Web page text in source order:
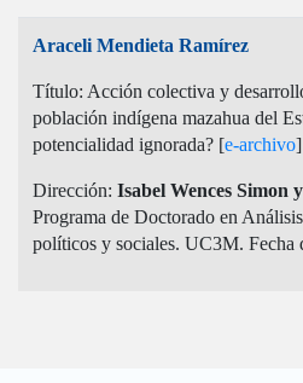
Araceli Mendieta Ramírez
Título: Acción colectiva y
población indígena mazahua del
potencialidad ignorada? [e-archivo]
Dirección: Isabel Wences Simon
Programa de Doctorado en
políticos y sociales. UC3M. Fecha